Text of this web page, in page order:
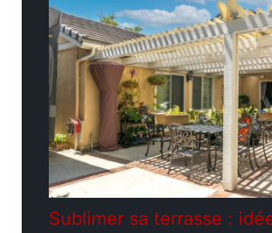
Sublimer sa terrasse :